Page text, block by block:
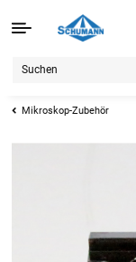
Mikroskop-Zubehör